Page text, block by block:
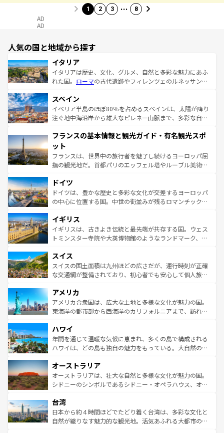
1 2 3 … 8
AD
AD
人気の国と地域から探す
イタリア
イタリアは歴史、文化、グルメ、自然と多彩な魅力にあふ
れた国。 ローマの古代遺跡やフィレンツェのルネッサンス
ろん、トスカーナの美しい田園風景やアマルフィ海岸の絶
景など、自然景観も見逃せない。観光の合間には、本場の
ピザやパスタなど、絶品のイタリア料理を堪能することも
ませてくれるイタリアで、忘れられない旅をしてみよう！
なお、新着のイタリア情報は
しい。
スペイン
イベリア半島のほぼ80％を占めるスペインは、太陽が降り
注ぐ地中海沿岸から雄大なピレネー山脈まで、多彩な自然
文化が根付くこの国では、情熱的なフラメンコ、熱気あふ
れる闘牛、そして美味しいタパスが生活の一部となってい
る。首都マドリードの洗練された雰囲気や、バルセロナの
アートに溢れた街角から、地方では古代ローマ遺跡や中世
せる。地方によって風土や気候が異なるスペインはその個
性で訪れる人を魅了する。 なお、新着のスペイン情報は コ
ンテンツ一覧を参照してほしい。
フランスの基本情報と観光ガイド・有名観光スポ
ット
フランスは、世界中の旅行者を魅了し続けるヨーロッパ屈
指の観光地だ。首都パリのエッフェル塔やルーブル美術館
で、幅広い魅力が詰まっている。華麗な宮殿、歴史的な大
聖堂、美しいビーチ、そして豊かな自然が、訪れる者を心
から魅了する。また、フランスは美食の国としても知ら
いる。シャンパンの発祥地であるランス、プロヴァンスの
香り高いラベンダー畑など、多彩な楽しみ方が可能だ。さ
らに、パリ以外の地域にも魅力が溢れており、どの街角に
れる地方に足を運ぶとそれぞれで全く異なる文化を体験で
きるだろう。 なお、新着のフランス情報はコンテンツ一覧
を参照してほしい。
ドイツ
ドイツは、豊かな歴史と多彩な文化が交差するヨーロッパ
の中心に位置する国。中世の街並みが残るロマンチック街
顔を持つこの国は、どこを歩いても飽きることがない。ベ
ルリンの文化的活気、バイエルン州のアルプスの絶景、そ
してライン川沿いのワイン畑といった風景は必見。ビール
は、お酒好きな人にはぜひ体験してほしい。 なお、新着の
ドイツ情報はコンテンツ一覧を参照してほしい。
イギリス
イギリスは、古きよき伝統と最先端が共存する国。ウェス
トミンスター寺院や大英博物館のようなランドマーク、歴
リアごとに異なる魅力がある。また、優雅なアフタヌーン
ティー、ビール好きにはたまらない英国パブ、サッカー観
戦など、本場だからこそできる体験も豊富。イギリスを旅
ンツ一覧を参照してほしい。
スイス
スイスの国土面積は九州ほどの広さだが、運行時刻が正確
な交通網が整備されており、初心者でも安心して個人旅行
の建物がそのまま残る町や、スイスならではのユニークな
博物館もあり、アルプス観光だけでなく町歩きも満喫する
ことができる。国民の所得が高いため物価も高いが、旅行
ば市内交通費無料で観光を楽しむこともできる。 なお、新
着のスイス情報はコンテンツ一覧 を参照してほしい。
アメリカ
アメリカ合衆国は、広大な土地と多様な文化が魅力の国。
東海岸の都市部から西海岸のカリフォルニアまで、訪れる
のような巨大都市は、観光、ショッピング、エンターテイ
ンメントが詰まった刺激的なスポットだ。一方、アメリカ
西部には大自然が広がり、グランドキャニオンやイエロー
部のニューオーリンズでは、音楽と美食が融合した独特の
文化が魅力。旅行者はアメリカの各地域で異なる魅力を楽
しみながら、その多様性と豊かな歴史を感じることができ
ならではの贅沢な旅のスタイルだ。 なお、新着のアメリカ
情報はコンテンツ一覧を参照してほしい。
ハワイ
年間を通じて温暖な気候に恵まれ、多くの島で構成される
ハワイは、どの島も独自の魅力をもっている。大自然の神
ワイ島は見逃せない。また、定番の観光地といえばオアフ
島だが、静かな自然を求めるならマウイ島やカウアイ島が
おすすめ。エメラルドグリーンに輝く海をはじめ、豊かな
れるおもてなしの心で訪れる人々を迎えてくれるハワイの
人々、おいしいローカルフードやハワイアンミュージッ
ク、伝統的なフラダンスなど、すべてがハワイの魅力を彩
オーストラリア
オーストラリアは、壮大な自然と多様な文化が魅力の国。
シドニーのシンボルであるシドニー・オペラハウス、オー
リアリーフや大陸中央部にそびえるウルル（エアーズロッ
ク）、タスマニアの美しい原生林やケアンズの熱帯雨林な
ど、見どころがたくさん。また、カフェやワイン、オージ
台湾
日本から約４時間ほどでたどり着く台湾は、多彩な文化と
自然が織りなす魅力的な観光地。活気あふれる大都市の台